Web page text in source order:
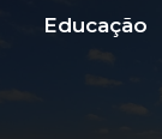
Educação